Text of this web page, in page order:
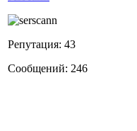
Репутация: 43
Сообщений: 246